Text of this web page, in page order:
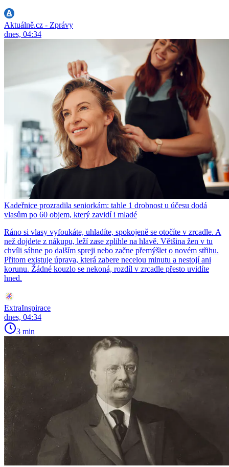
Aktuálně.cz - Zprávy
dnes, 04:34
Kadeřnice prozradila seniorkám: tahle 1 drobnost u účesu dodá
vlasům po 60 objem, který zavidí i mladé
Ráno si vlasy vyfoukáte, uhladíte, spokojeně se otočíte v zrcadle. A
než dojdete z nákupu, leží zase zplihle na hlavě. Většina žen v tu
chvíli sáhne po dalším spreji nebo začne přemýšlet o novém střihu.
Přitom existuje úprava, která zabere necelou minutu a nestojí ani
korunu. Žádné kouzlo se nekoná, rozdíl v zrcadle přesto uvidíte
hned.
ExtraInspirace
dnes, 04:34
3 min